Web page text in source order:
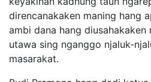
direncanakaken maning hang
ambi dana hang
utawa sing nganggo njaluk-
masarakat.